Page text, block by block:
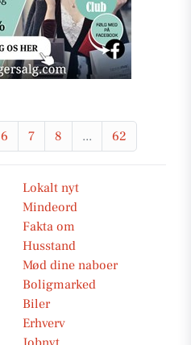
6 7 8 ... 62
Lokalt nyt
Mindeord
Fakta om
Husstand
Mød dine naboer
Boligmarked
Biler
Erhverv